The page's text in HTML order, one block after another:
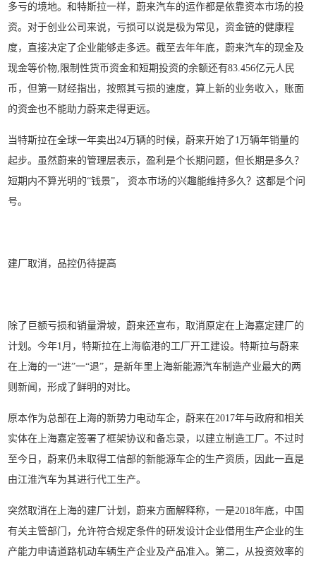
多亏的境地。和特斯拉一样，蔚来汽车的运作都是依靠资本市场的投
资。对于创业公司来说，亏损可以说是极为常见，资金链的健康程
度，直接决定了企业能够走多远。截至去年年底，蔚来汽车的现金及
现金等价物,限制性货币资金和短期投资的余额还有83.456亿元人民
币，但第一财经指出，按照其亏损的速度，算上新的业务收入，账面
的资金也不能助力蔚来走得更远。
当特斯拉在全球一年卖出24万辆的时候，蔚来开始了1万辆年销量的
起步。虽然蔚来的管理层表示，盈利是个长期问题，但长期是多久？
短期内不算光明的“钱景”， 资本市场的兴趣能维持多久？这都是个问
号。
建厂取消，品控仍待提高
除了巨额亏损和销量滑坡，蔚来还宣布，取消原定在上海嘉定建厂的
计划。今年1月，特斯拉在上海临港的工厂开工建设。特斯拉与蔚来
在上海的一“进”一“退”，是新年里上海新能源汽车制造产业最大的两
则新闻，形成了鲜明的对比。
原本作为总部在上海的新势力电动车企，蔚来在2017年与政府和相关
实体在上海嘉定签署了框架协议和备忘录，以建立制造工厂。不过时
至今日，蔚来仍未取得工信部的新能源车企的生产资质，因此一直是
由江淮汽车为其进行代工生产。
突然取消在上海的建厂计划，蔚来方面解释称，一是2018年底，中国
有关主管部门，允许符合规定条件的研发设计企业借用生产企业的生
产能力申请道路机动车辆生产企业及产品准入。第二，从投资效率的